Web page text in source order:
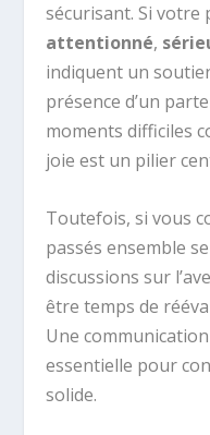
sécurisant. Si
attentionné,
indiquent un
présence d’un
moments difficiles
joie est un pilier
Toutefois, si vous
passés ensemble
discussions sur
être temps de
Une
essentielle pour
solide.